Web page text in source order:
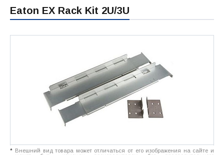
Eaton EX Rack Kit 2U/3U
* Внешний вид товара может отличаться от его изображения на сайте и